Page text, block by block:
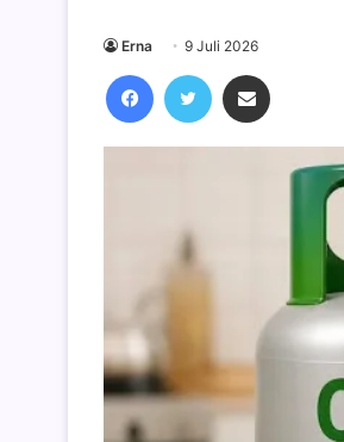
Erna 9 Juli 2026
FacebookTwitter